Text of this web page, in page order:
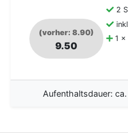
(vorher: 8.90)
9.50
2
1 x
Aufenthaltsdauer: